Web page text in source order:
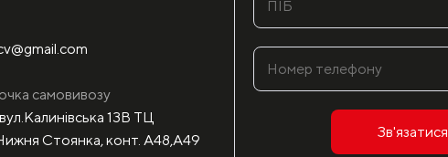
самовивозу
13В ТЦ
Стоянка, конт. А48,А49
Зв'язатися